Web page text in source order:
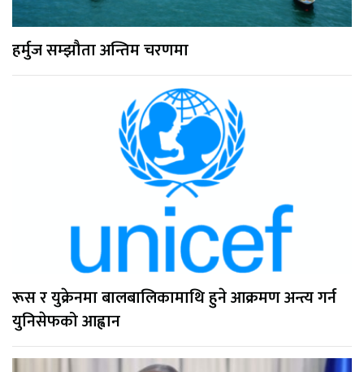
हर्मुज सम्झौता अन्तिम चरणमा
रूस र युक्रेनमा बालबालिकामाथि हुने आक्रमण अन्त्य गर्न
युनिसेफको आह्वान